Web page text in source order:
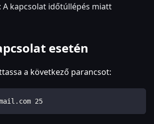
A kapcsolat időtúllépés miatt
esetén
a következő parancsot:
25